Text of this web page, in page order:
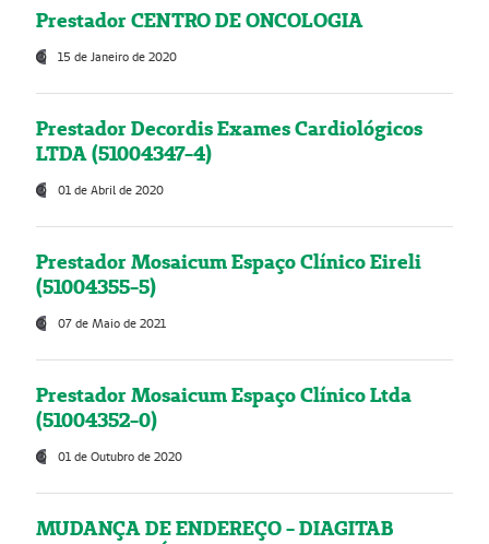
Prestador CENTRO DE ONCOLOGIA
15 de Janeiro de 2020
Prestador Decordis Exames Cardiológicos
LTDA (51004347-4)
01 de Abril de 2020
Prestador Mosaicum Espaço Clínico Eireli
(51004355-5)
07 de Maio de 2021
Prestador Mosaicum Espaço Clínico Ltda
(51004352-0)
01 de Outubro de 2020
MUDANÇA DE ENDEREÇO - DIAGITAB